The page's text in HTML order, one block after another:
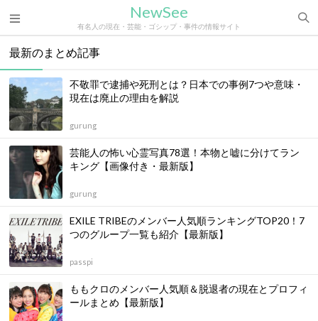
NewSee
有名人の現在・芸能・ゴシップ・事件の情報サイト
最新のまとめ記事
不敬罪で逮捕や死刑とは？日本での事例7つや意味・
現在は廃止の理由を解説
gurung
芸能人の怖い心霊写真78選！本物と嘘に分けてラン
キング【画像付き・最新版】
gurung
EXILE TRIBEのメンバー人気順ランキングTOP20！7
つのグループ一覧も紹介【最新版】
passpi
ももクロのメンバー人気順＆脱退者の現在とプロフィ
ールまとめ【最新版】